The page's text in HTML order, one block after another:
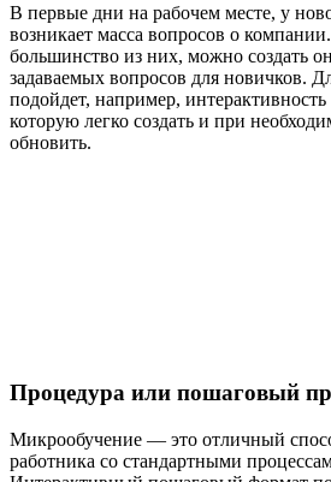
В первые дни на рабочем месте, у
возникает масса вопросов о
большинство из них, можно создать
задаваемых вопросов для новичков.
подойдет, например,
которую легко создать и при
обновить.
Процедура или пошаговый
Микрообучение — это отличный
работника со стандартными